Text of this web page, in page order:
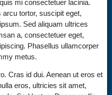
mi consectetuer lacinia.
tortor, suscipit eget,
Sed aliquam ultrices
a, consectetuer eget,
Phasellus ullamcorper
metus.
Cras id dui. Aenean ut eros et
eros, ultricies sit amet,